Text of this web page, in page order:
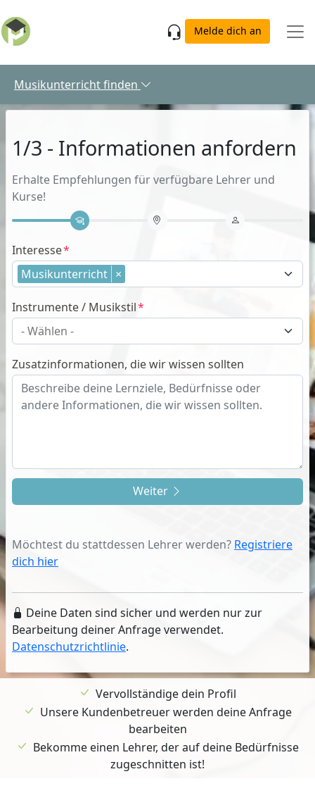
Melde dich an
Musikunterricht finden
1/3 - Informationen anfordern
Erhalte Empfehlungen für verfügbare Lehrer und
Kurse!
Interesse
Musikunterricht ×
Instrumente / Musikstil
Zusatzinformationen, die wir wissen sollten
Weiter
Möchtest du stattdessen Lehrer werden? Registriere
dich hier
Deine Daten sind sicher und werden nur zur
Bearbeitung deiner Anfrage verwendet.
Datenschutzrichtlinie.
Vervollständige dein Profil
Unsere Kundenbetreuer werden deine Anfrage
bearbeiten
Bekomme einen Lehrer, der auf deine Bedürfnisse
zugeschnitten ist!